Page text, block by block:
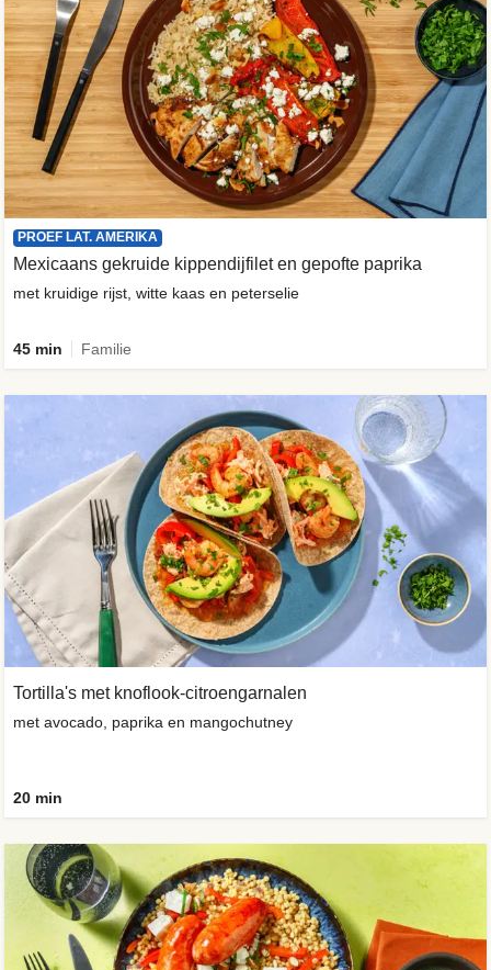
PROEF LAT. AMERIKA
Mexicaans gekruide kippendijfilet en gepofte paprika
met kruidige rijst, witte kaas en peterselie
45 min Familie
Tortilla's met knoflook-citroengarnalen
met avocado, paprika en mangochutney
20 min